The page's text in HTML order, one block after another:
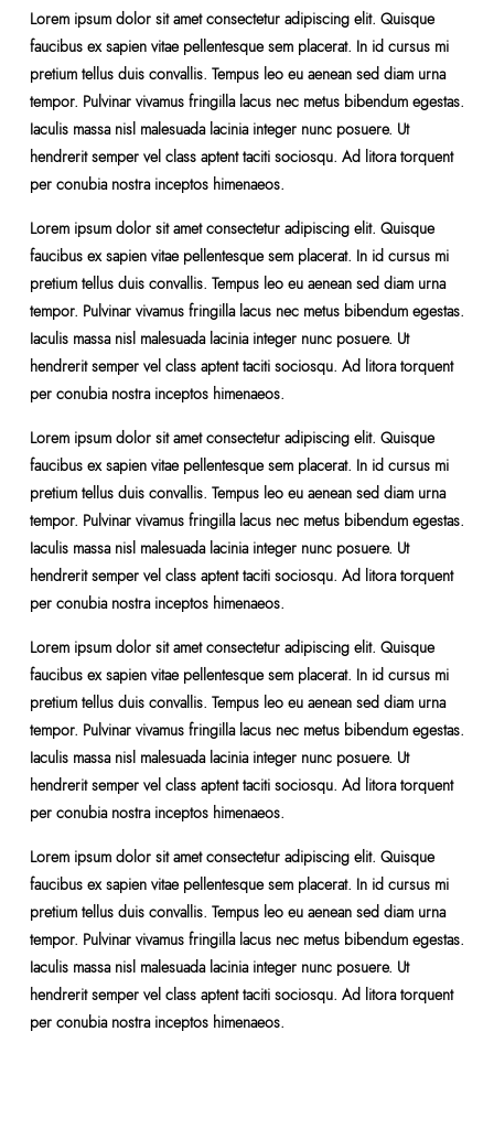
Lorem ipsum dolor sit amet consectetur adipiscing elit. Quisque
faucibus ex sapien vitae pellentesque sem placerat. In id cursus mi
pretium tellus duis convallis. Tempus leo eu aenean sed diam urna
tempor. Pulvinar vivamus fringilla lacus nec metus bibendum egestas.
Iaculis massa nisl malesuada lacinia integer nunc posuere. Ut
hendrerit semper vel class aptent taciti sociosqu. Ad litora torquent
per conubia nostra inceptos himenaeos.
Lorem ipsum dolor sit amet consectetur adipiscing elit. Quisque
faucibus ex sapien vitae pellentesque sem placerat. In id cursus mi
pretium tellus duis convallis. Tempus leo eu aenean sed diam urna
tempor. Pulvinar vivamus fringilla lacus nec metus bibendum egestas.
Iaculis massa nisl malesuada lacinia integer nunc posuere. Ut
hendrerit semper vel class aptent taciti sociosqu. Ad litora torquent
per conubia nostra inceptos himenaeos.
Lorem ipsum dolor sit amet consectetur adipiscing elit. Quisque
faucibus ex sapien vitae pellentesque sem placerat. In id cursus mi
pretium tellus duis convallis. Tempus leo eu aenean sed diam urna
tempor. Pulvinar vivamus fringilla lacus nec metus bibendum egestas.
Iaculis massa nisl malesuada lacinia integer nunc posuere. Ut
hendrerit semper vel class aptent taciti sociosqu. Ad litora torquent
per conubia nostra inceptos himenaeos.
Lorem ipsum dolor sit amet consectetur adipiscing elit. Quisque
faucibus ex sapien vitae pellentesque sem placerat. In id cursus mi
pretium tellus duis convallis. Tempus leo eu aenean sed diam urna
tempor. Pulvinar vivamus fringilla lacus nec metus bibendum egestas.
Iaculis massa nisl malesuada lacinia integer nunc posuere. Ut
hendrerit semper vel class aptent taciti sociosqu. Ad litora torquent
per conubia nostra inceptos himenaeos.
Lorem ipsum dolor sit amet consectetur adipiscing elit. Quisque
faucibus ex sapien vitae pellentesque sem placerat. In id cursus mi
pretium tellus duis convallis. Tempus leo eu aenean sed diam urna
tempor. Pulvinar vivamus fringilla lacus nec metus bibendum egestas.
Iaculis massa nisl malesuada lacinia integer nunc posuere. Ut
hendrerit semper vel class aptent taciti sociosqu. Ad litora torquent
per conubia nostra inceptos himenaeos.